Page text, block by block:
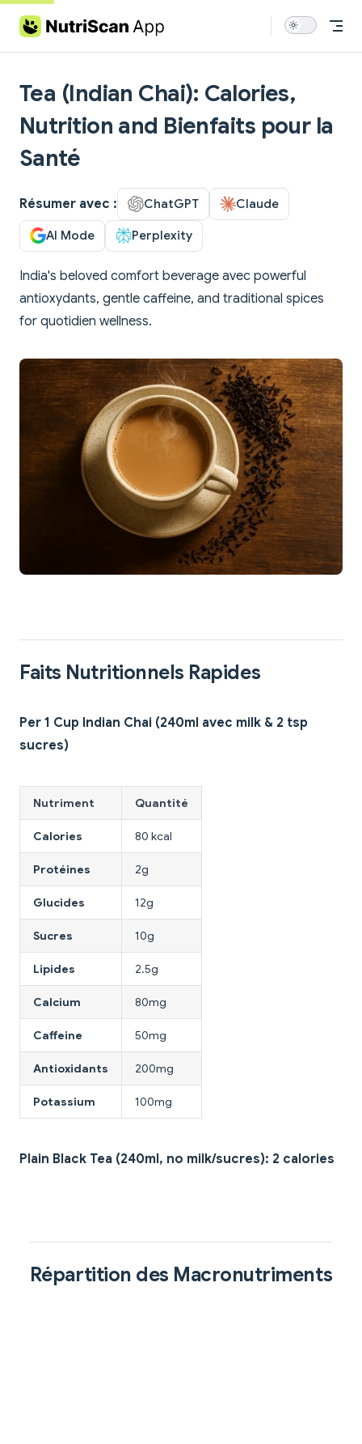
Skip to content
Tea (Indian Chai): Calories,
Nutrition and Bienfaits pour la
Santé
Résumer avec : ChatGPT Claude
AI Mode Perplexity
India's beloved comfort beverage avec powerful
antioxydants, gentle caffeine, and traditional spices
for quotidien wellness.
Faits Nutritionnels Rapides
Per 1 Cup Indian Chai (240ml avec milk & 2 tsp
sucres)
Nutriment Quantité
Calories 80 kcal
Protéines 2g
Glucides 12g
Sucres 10g
Lipides 2.5g
Calcium 80mg
Caffeine 50mg
Antioxidants 200mg
Potassium 100mg
Plain Black Tea (240ml, no milk/sucres): 2 calories
Répartition des Macronutriments